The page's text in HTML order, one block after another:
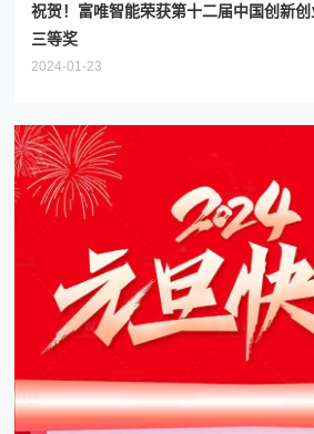
祝贺！富唯智能荣获第十二届中国创新创
三等奖
2024-01-23